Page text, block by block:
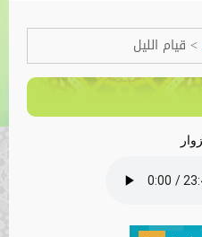
> قيام الليل